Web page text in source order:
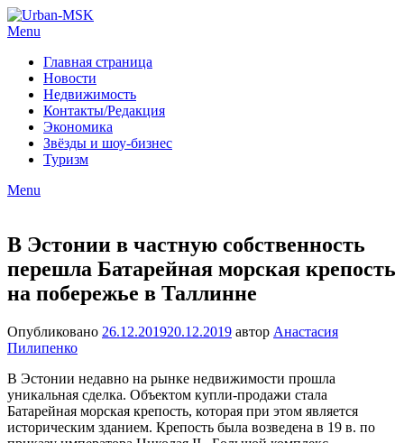
Menu
Главная страница
Новости
Недвижимость
Контакты/Редакция
Экономика
Звёзды и шоу-бизнес
Туризм
Menu
В Эстонии в частную собственность
перешла Батарейная морская крепость
на побережье в Таллинне
Опубликовано 26.12.201920.12.2019 автор Анастасия
Пилипенко
В Эстонии недавно на рынке недвижимости прошла
уникальная сделка. Объектом купли-продажи стала
Батарейная морская крепость, которая при этом является
историческим зданием. Крепость была возведена в 19 в. по